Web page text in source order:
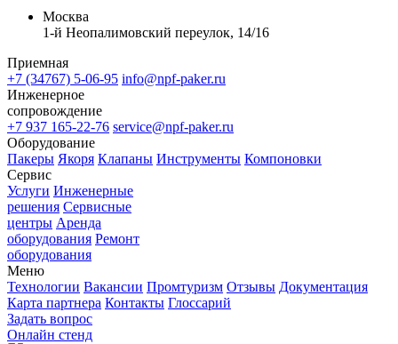
Москва
1-й Неопалимовский переулок, 14/16
Приемная
+7 (34767) 5-06-95 info@npf-paker.ru
Инженерное
сопровождение
+7 937 165-22-76 service@npf-paker.ru
Оборудование
Пакеры Якоря Клапаны Инструменты Компоновки
Сервис
Услуги Инженерные
решения Сервисные
центры Аренда
оборудования Ремонт
оборудования
Меню
Технологии Вакансии Промтуризм Отзывы Документация
Карта партнера Контакты Глоссарий
Задать вопрос
Онлайн стенд